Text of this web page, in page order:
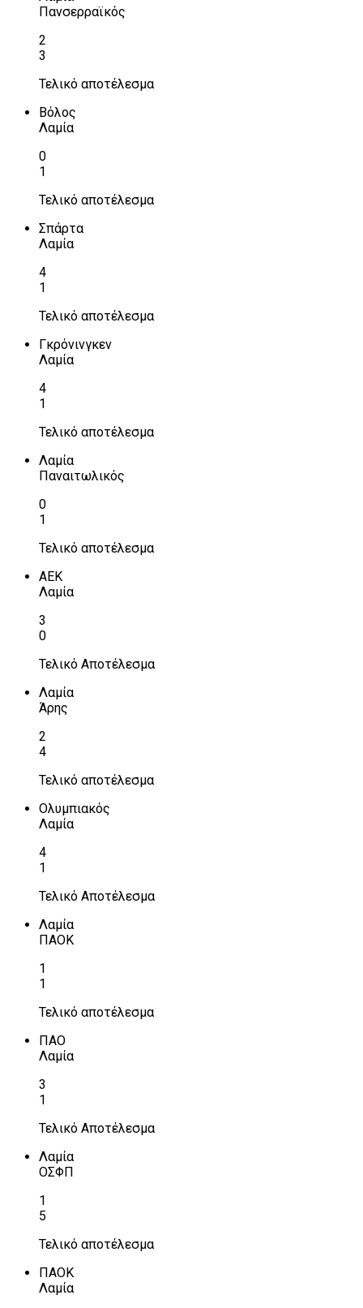
Πανσερραϊκός
2
3
Τελικό αποτέλεσμα
Βόλος
Λαμία
0
1
Τελικό αποτέλεσμα
Σπάρτα
Λαμία
4
1
Τελικό αποτέλεσμα
Γκρόνινγκεν
Λαμία
4
1
Τελικό αποτέλεσμα
Λαμία
Παναιτωλικός
0
1
Τελικό αποτέλεσμα
ΑΕΚ
Λαμία
3
0
Τελικό Αποτέλεσμα
Λαμία
Άρης
2
4
Τελικό αποτέλεσμα
Ολυμπιακός
Λαμία
4
1
Τελικό Αποτέλεσμα
Λαμία
ΠΑΟΚ
1
1
Τελικό αποτέλεσμα
ΠΑΟ
Λαμία
3
1
Τελικό Αποτέλεσμα
Λαμία
ΟΣΦΠ
1
5
Τελικό αποτέλεσμα
ΠΑΟΚ
Λαμία